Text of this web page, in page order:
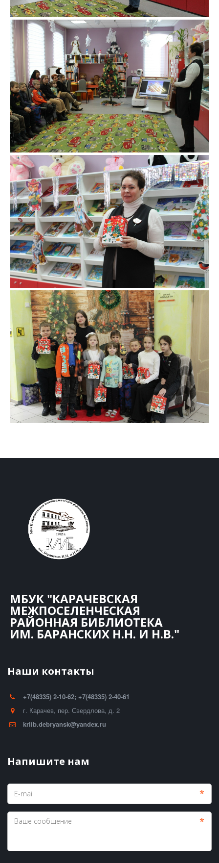
МБУК "КАРАЧЕВСКАЯ
МЕЖПОСЕЛЕНЧЕСКАЯ
РАЙОННАЯ БИБЛИОТЕКА
ИМ. БАРАНСКИХ Н.Н. И Н.В."
Наши контакты
+7(48335) 2-10-62; +7(48335) 2-40-61
г. Карачев, пер. Свердлова, д. 2
krlib.debryansk@yandex.ru
Напишите нам
*
*